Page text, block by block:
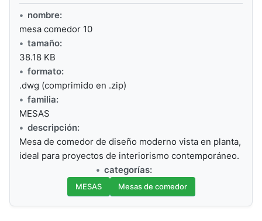
nombre:
mesa comedor 10
tamaño:
38.18 KB
formato:
.dwg (comprimido en .zip)
familia:
MESAS
descripción:
Mesa de comedor de diseño moderno vista en planta,
ideal para proyectos de interiorismo contemporáneo.
categorías:
MESAS Mesas de comedor